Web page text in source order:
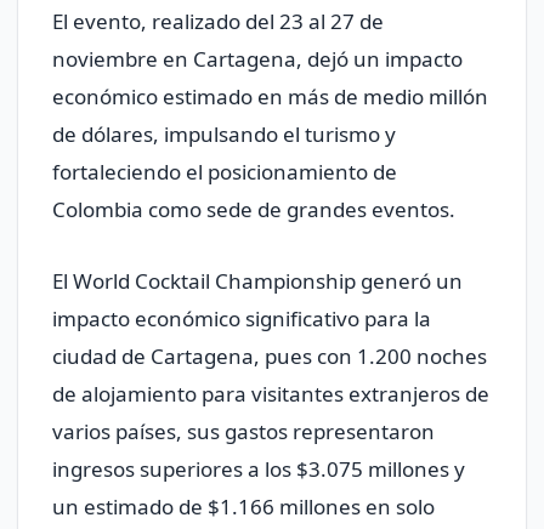
El evento, realizado del 23 al 27 de
noviembre en Cartagena, dejó un impacto
económico estimado en más de medio millón
de dólares, impulsando el turismo y
fortaleciendo el posicionamiento de
Colombia como sede de grandes eventos.
El World Cocktail Championship generó un
impacto económico significativo para la
ciudad de Cartagena, pues con 1.200 noches
de alojamiento para visitantes extranjeros de
varios países, sus gastos representaron
ingresos superiores a los $3.075 millones y
un estimado de $1.166 millones en solo